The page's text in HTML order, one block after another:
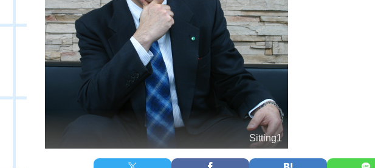
Sitting1